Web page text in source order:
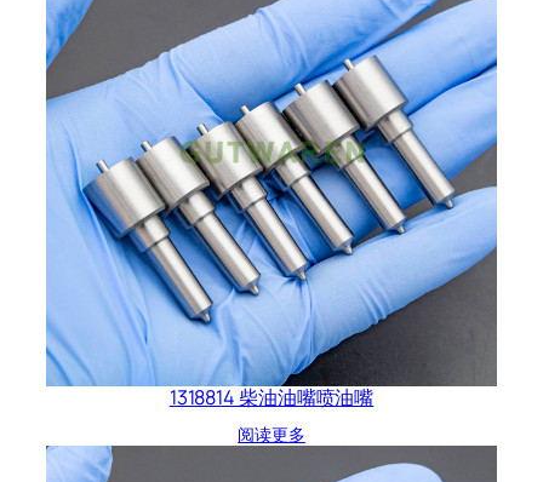
1318814 柴油油嘴喷油嘴
阅读更多